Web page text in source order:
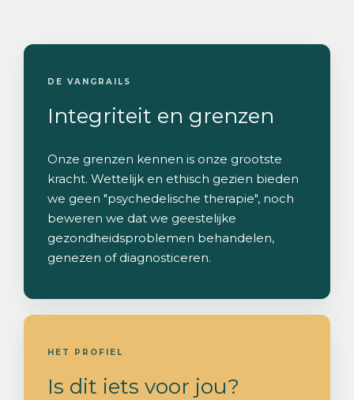
DE VANGRAILS
Integriteit en grenzen
Onze grenzen kennen is onze grootste
kracht. Wettelijk en ethisch gezien bieden
we geen "psychedelische therapie", noch
beweren we dat we geestelijke
gezondheidsproblemen behandelen,
genezen of diagnosticeren.
HET PROFIEL
Is dit iets voor jou?